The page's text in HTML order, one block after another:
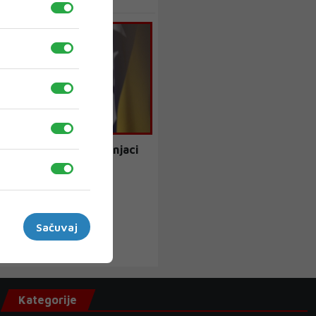
će odlučiti Bošnjaci
Sačuvaj
Kategorije